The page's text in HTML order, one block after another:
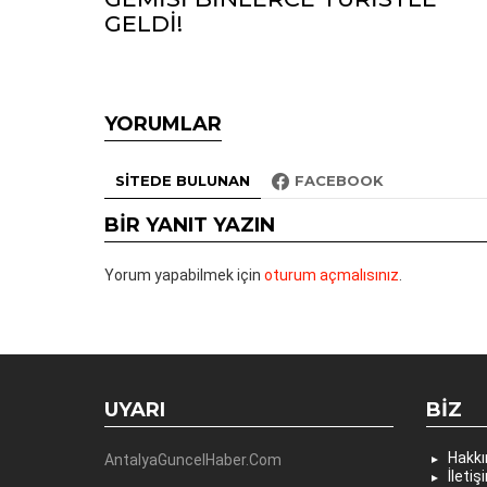
GELDİ!
YORUMLAR
SITEDE BULUNAN FACEBOOK
BIR YANIT YAZIN
Yorum yapabilmek için oturum açmalısınız
UYARI
AntalyaGuncelHaber.Com
BIZ